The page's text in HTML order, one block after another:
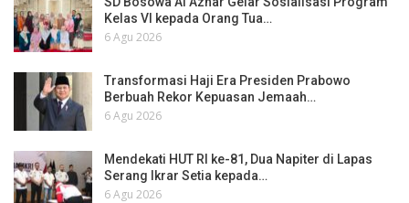
Kelas VI kepada Orang Tua…
6 Agu 2026
Transformasi Haji Era Presiden Prabowo
Berbuah Rekor Kepuasan Jemaah…
6 Agu 2026
Mendekati HUT RI ke-81, Dua Napiter di Lapas
Serang Ikrar Setia kepada…
6 Agu 2026